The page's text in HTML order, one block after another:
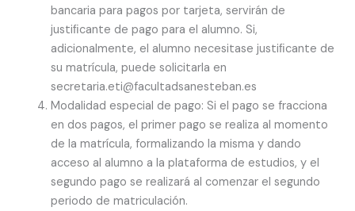
bancaria para pagos por tarjeta, servirán de
justiﬁcante de pago para el alumno. Si,
adicionalmente, el alumno necesitase justiﬁcante de
su matrícula, puede solicitarla en
secretaria.eti@facultadsanesteban.es
Modalidad especial de pago: Si el pago se fracciona
en dos pagos, el primer pago se realiza al momento
de la matrícula, formalizando la misma y dando
acceso al alumno a la plataforma de estudios, y el
segundo pago se realizará al comenzar el segundo
periodo de matriculación.